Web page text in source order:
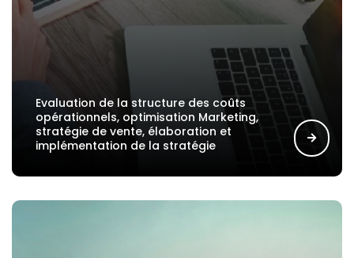
Evaluation de la structure des coûts
opérationnels, optimisation Marketing,
stratégie de vente, élaboration et
implémentation de la stratégie